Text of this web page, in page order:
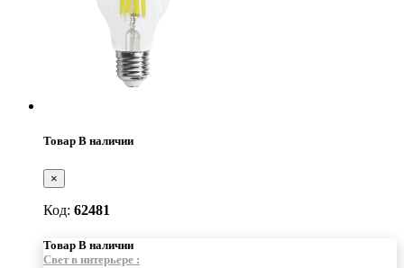
Товар В наличии
×
Код: 62481
Товар В наличии
Свет в интерьере :